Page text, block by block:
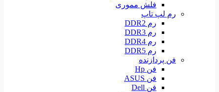
فلش مموری
رم لپ تاپ
رم DDR2
رم DDR3
رم DDR4
رم DDR5
فن پردازنده
فن Hp
فن ASUS
فن Dell